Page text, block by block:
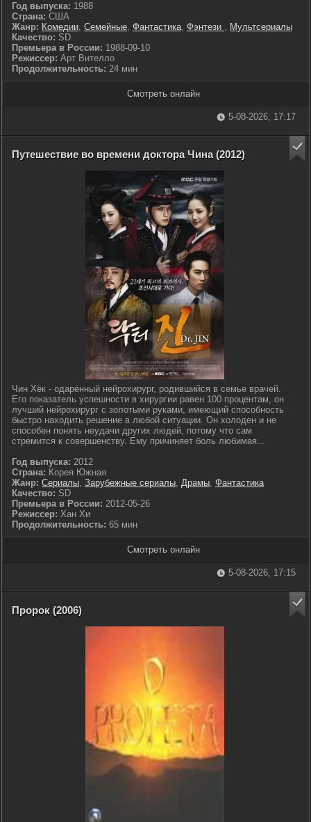
Год выпуска: 1988
Страна: США
Жанр: Комедии, Семейные, Фантастика, Фэнтези , Мультсериалы
Качество: SD
Премьера в России: 1988-09-10
Режиссер: Арт Вителло
Продолжительность: 24 мин
Смотреть онлайн
5-08-2026, 17:17
Путешествие во времени доктора Чина (2012)
Чин Хёк - одарённый нейрохирург, родившийся в семье врачей.
Его показатель успешности в хирургии равен 100 процентам, он
лучший нейрохирург с золотыми руками, имеющий способность
быстро находить решение в любой ситуации. Он холоден и не
способен понять неудачи других людей, потому что сам
стремится к совершенству. Ему причиняет боль любимая...
Год выпуска: 2012
Страна: Корея Южная
Жанр: Сериалы, Зарубежные сериалы, Драмы, Фантастика
Качество: SD
Премьера в России: 2012-05-26
Режиссер: Хан Хи
Продолжительность: 65 мин
Смотреть онлайн
5-08-2026, 17:15
Пророк (2006)